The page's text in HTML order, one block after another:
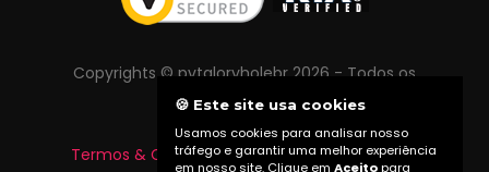
Copyrights © pvtgloryholebr 2026 - Todos os
direitos reservados
Termos & Condições |Política de Privacidade
🍪 Este site usa cookies
Usamos cookies para analisar nosso
tráfego e garantir uma melhor experiência
em nosso site. Clique em Aceitopara